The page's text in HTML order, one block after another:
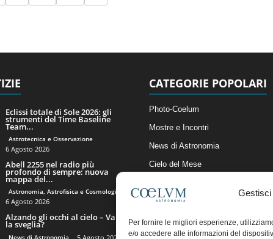
Per fornire le migliori esperienze,
e/o accedere alle informazioni del
Eclissi totale di Sole 2026: gli
strumenti del Time Baseline
Team...
Astrotecnica e Osservazione
6 Agosto 2026
Abell 2255 nel radio più
profondo di sempre: nuova
mappa del...
Astronomia, Astrofisica e Cosmologia
6 Agosto 2026
Alzando gli occhi al cielo – Vale
la sveglia?
News di Astronomia
CATEGORIE POPOLARI
Photo-Coelum
Mostre e Incontri
News di Astronomia
Cielo del Mese
Articoli e Risorse On-Line
Il Blog della Redazione